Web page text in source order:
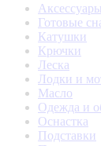
Готовые
Катушки
Крючки
Леска
Лодки и
Масло
Одежда и
Оснастка
Подставки